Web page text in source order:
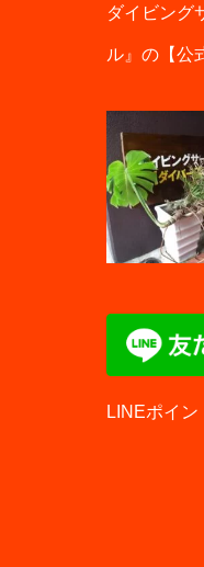
ダイビング
ル』の【公
LINEポイン